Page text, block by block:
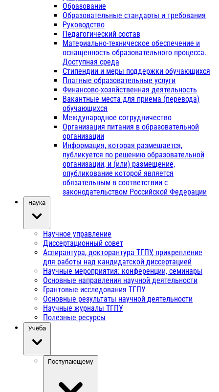
Образование
Образовательные стандарты и требования
Руководство
Педагогический состав
Материально-техническое обеспечение и
оснащенность образовательного процесса.
Доступная среда
Стипендии и меры поддержки обучающихся
Платные образовательные услуги
Финансово-хозяйственная деятельность
Вакантные места для приема (перевода)
обучающихся
Международное сотрудничество
Организация питания в образовательной
организации
Информация, которая размещается,
публикуется по решению образовательной
организации, и (или) размещение,
опубликование которой является
обязательным в соответствии с
законодательством Российской Федерации
Наука
Научное управление
Диссертационный совет
Аспирантура, докторантура ТГПУ, прикрепление
для работы над кандидатской диссертацией
Научные мероприятия: конференции, семинары
Основные направления научной деятельности
Грантовые исследования ТГПУ
Основные результаты научной деятельности
Научные журналы ТГПУ
Полезные ресурсы
Учёба
Поступающему